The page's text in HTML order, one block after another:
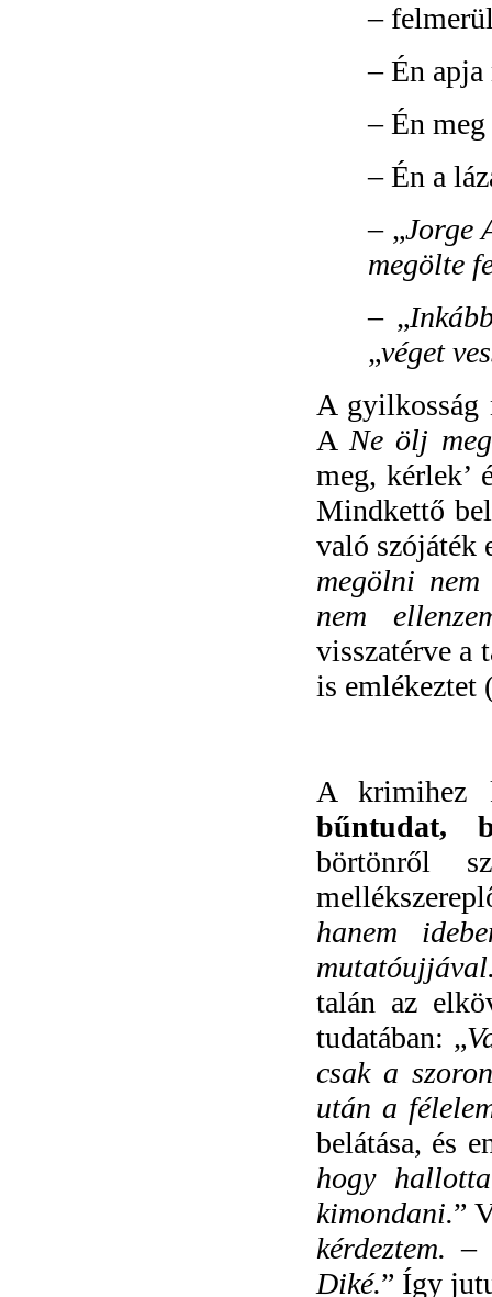
–
–Én
–Én
–Én a
– „Jorge
megölte
– „
„véget
A gyilkosság
ANe ölj
meg, kérlek’
Mindkettő
való szójáték
megölni
nem
visszatérve a
is emlékeztet
A krimihez
bűntudat,
börtönről
hanem
talán az
tudatában: „
csak a
után a
belátása, és
hogy
kimondani.”
kérdeztem.
Diké.” Így